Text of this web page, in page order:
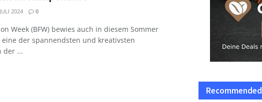
2024 0
Week (BFW) bewies auch in diesem Sommer
eine der spannendsten und kreativsten
der ...
Recommended